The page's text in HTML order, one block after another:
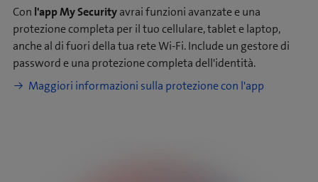
Con l'app My Securityavrai funzioni avanzate e una
protezione completa per il tuo cellulare, tablet e laptop,
anche al di fuori della tua rete Wi-Fi. Include un gestore di
password e una protezione completa dell'identità.
Maggiori informazioni sulla protezione con l'app